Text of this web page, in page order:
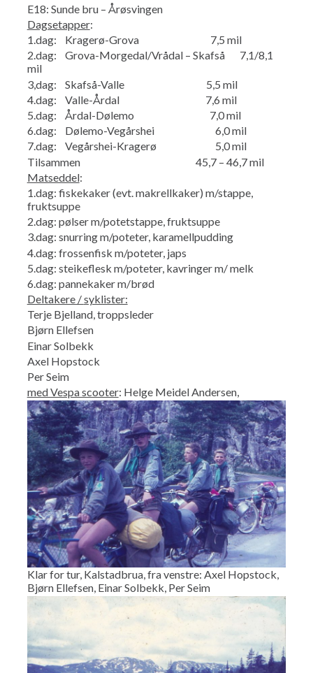
E18: Sunde bru – Årøsvingen
Dagsetapper:
1.dag: Kragerø-Grova 7,5 mil
2.dag: Grova-Morgedal/Vrådal – Skafså 7,1/8,1
mil
3,dag: Skafså-Valle 5,5 mil
4.dag: Valle-Årdal 7,6 mil
5.dag: Årdal-Dølemo 7,0 mil
6.dag: Dølemo-Vegårshei 6,0 mil
7.dag: Vegårshei-Kragerø 5,0 mil
Tilsammen 45,7 – 46,7 mil
Matseddel:
1.dag: fiskekaker (evt. makrellkaker) m/stappe,
fruktsuppe
2.dag: pølser m/potetstappe, fruktsuppe
3.dag: snurring m/poteter, karamellpudding
4.dag: frossenfisk m/poteter, japs
5.dag: steikeflesk m/poteter, kavringer m/ melk
6.dag: pannekaker m/brød
Deltakere /syklister:
Terje Bjelland, troppsleder
Bjørn Ellefsen
Einar Solbekk
Axel Hopstock
Per Seim
med Vespa scooter: Helge Meidel Andersen,
Klar for tur, Kalstadbrua, fra venstre: Axel Hopstock,
Bjørn Ellefsen, Einar Solbekk, Per Seim